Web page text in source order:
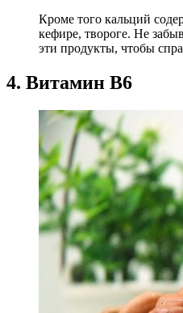
Кроме того кальций
кефире, твороге. Не
эти продукты, чтобы
4. Витамин В6